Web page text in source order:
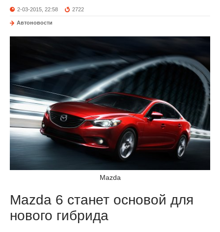
2-03-2015, 22:58 2722
Автоновости
Mazda
Mazda 6 станет основой для
нового гибрида